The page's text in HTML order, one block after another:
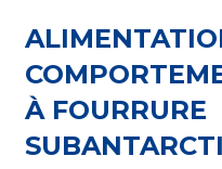
À FOURRURE